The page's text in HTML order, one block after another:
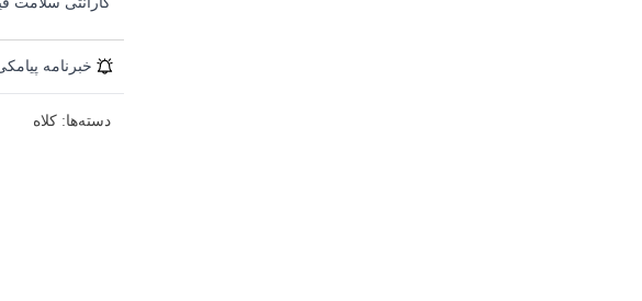
خبرنامه
دسته‌ها: کلاه